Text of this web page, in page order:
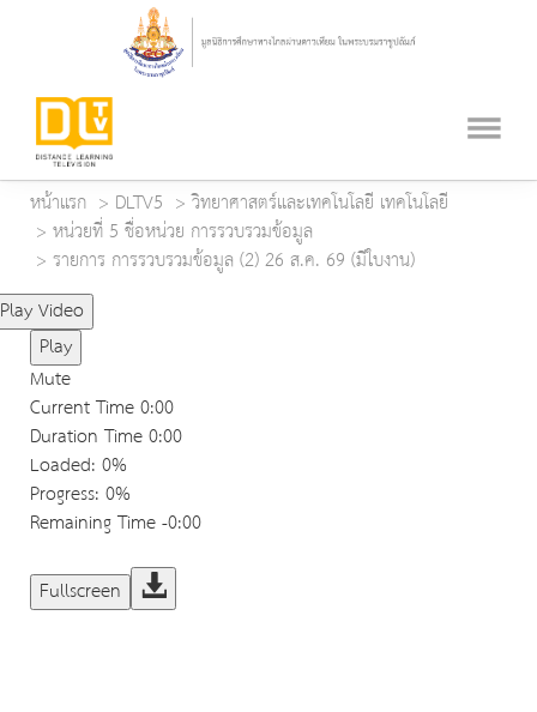
หน้าแรก DLTV5
วิทยาศาสตร์และเทคโนโลยี เทคโนโลยี
หน่วยที่ 5 ชื่อหน่วย การรวบรวมข้อมูล
รายการ การรวบรวมข้อมูล (2) 26 ส.ค. 69 (มีใบงาน)
Play Video
Play
Mute
Current Time0:00
Duration Time0:00
Loaded: 0%
Progress: 0%
Remaining Time-0:00
Fullscreen